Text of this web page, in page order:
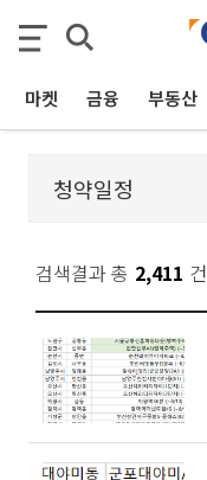
마켓 금융 부동산
검색결과 총 2,411 건